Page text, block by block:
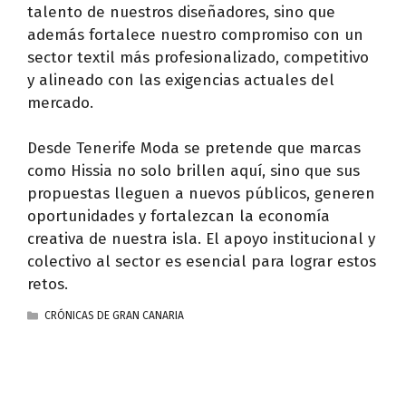
talento de nuestros diseñadores, sino que
además fortalece nuestro compromiso con un
sector textil más profesionalizado, competitivo
y alineado con las exigencias actuales del
mercado.
Desde Tenerife Moda se pretende que marcas
como Hissia no solo brillen aquí, sino que sus
propuestas lleguen a nuevos públicos, generen
oportunidades y fortalezcan la economía
creativa de nuestra isla. El apoyo institucional y
colectivo al sector es esencial para lograr estos
retos.
CATEGORÍAS
CRÓNICAS DE GRAN CANARIA